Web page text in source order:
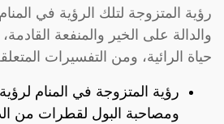
رؤية المتزوجة لتلك الرؤية في
والدالة على الخير والمنفعة
حياة الرائية، ومن التفسيرات
رؤية المتزوجة في المنام
ومصاحبة البول لقطرات من